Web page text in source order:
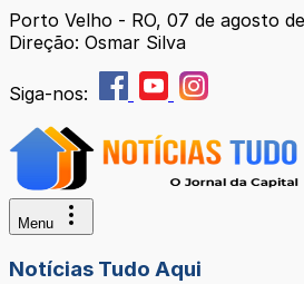
Porto Velho - RO, 07 de agosto
Direção: Osmar Silva
Siga-nos:
Menu
Notícias Tudo Aqui